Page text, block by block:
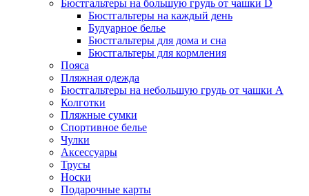
Бюстгальтеры на большую грудь от чашки D
Бюстгальтеры на каждый день
Будуарное белье
Бюстгальтеры для дома и сна
Бюстгальтеры для кормления
Пояса
Пляжная одежда
Бюстгальтеры на небольшую грудь от чашки А
Колготки
Пляжные сумки
Спортивное белье
Чулки
Аксессуары
Трусы
Носки
Подарочные карты